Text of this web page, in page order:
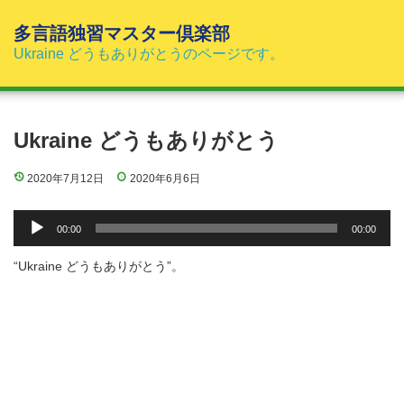
ツ
多言語独習マスター倶楽部
Ukraine どうもありがとうのページです。
Ukraine どうもありがとう
2020年7月12日 2020年6月6日
プ
00:00 00:00
“Ukraine どうもありがとう”。